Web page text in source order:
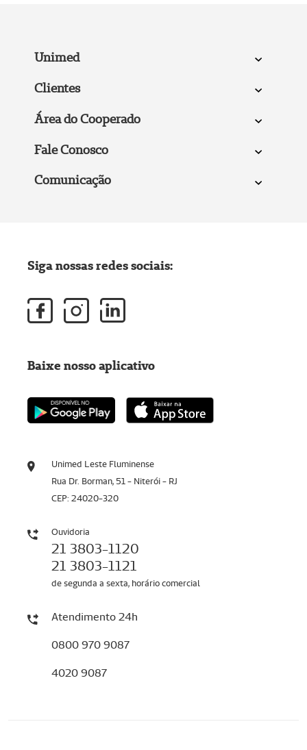
Unimed
Clientes
Área do Cooperado
Fale Conosco
Comunicação
Unimed Leste Fluminense
Rua Dr. Borman, 51 - Niterói - RJ
CEP: 24020-320
Ouvidoria
21 3803-1120
21 3803-1121
de segunda a sexta, horário comercial
Atendimento 24h
0800 970 9087
4020 9087
Siga nossas redes sociais:
Baixe nosso aplicativo